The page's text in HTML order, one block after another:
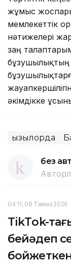
жұмыс
мемлекеттік
нәтижелері
заң
бұзушылықтың
әкімдікке
Қызылорда
без
04:11, 09 Тамыз 2026
TikТok-
бейәдеп